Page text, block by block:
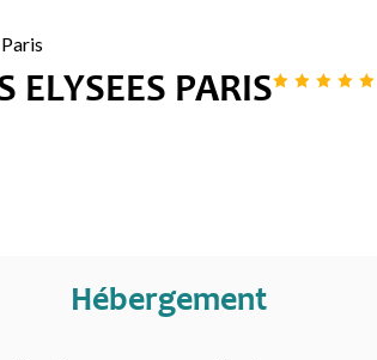
ELYSEES PARIS
Hébergement